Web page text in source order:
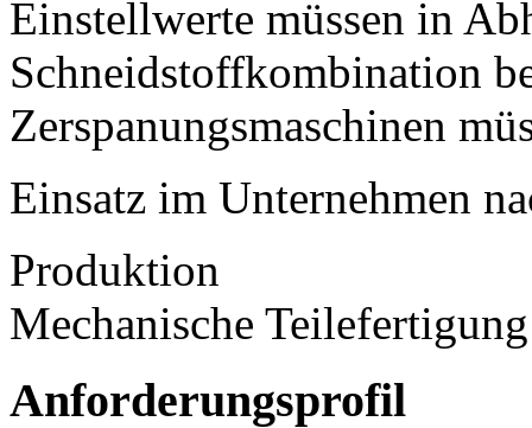
Einstellwerte müssen in
Schneidstoffkombination
Zerspanungsmaschinen
Einsatz im Unternehmen
Produktion
Mechanische
Anforderungsprofil